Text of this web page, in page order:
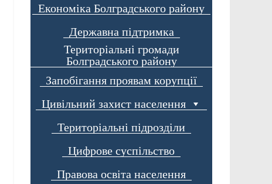
Економіка Болградського району
Державна підтримка
Територіальні громади
Болградського району
Запобігання проявам корупції
Цивільний захист населення
Територіальні підрозділи
Цифрове суспільство
Правова освіта населення